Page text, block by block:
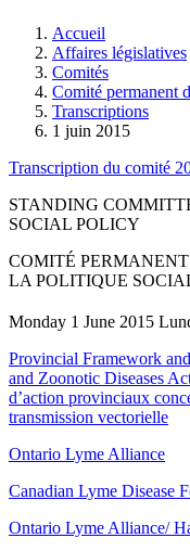
législative.
Accueil
Affaires législatives
Comités
Comité permanent
Transcriptions
1 juin 2015
Transcription du comité
STANDING
SOCIAL POLICY
COMITÉ
LA POLITIQUE
Monday 1 June 2015
Provincial Framework
and Zoonotic Diseases
d’action provinciaux
transmission vectorielle
Ontario Lyme Alliance
Canadian Lyme Disease
Ontario Lyme Alliance/